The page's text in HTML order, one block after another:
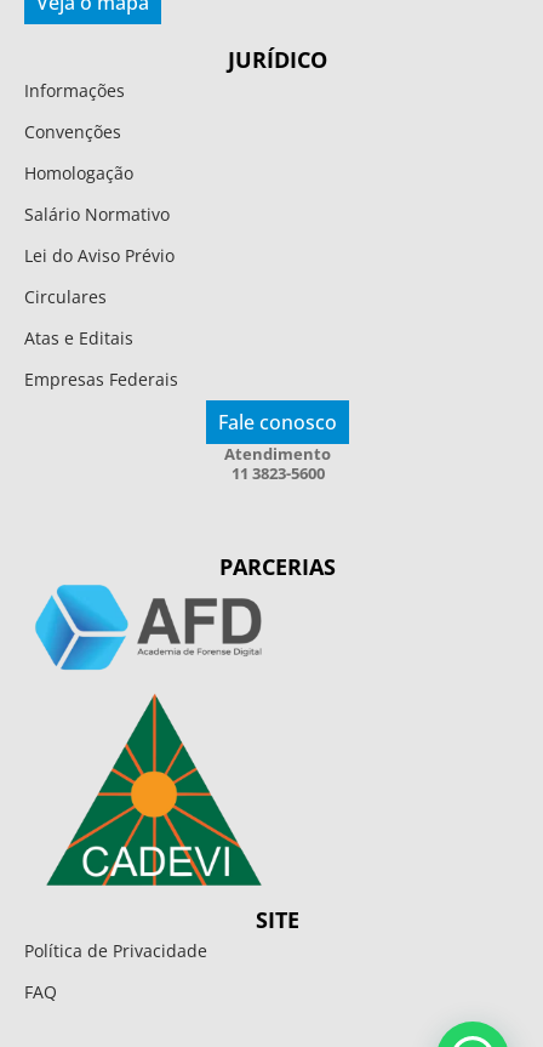
JURÍDICO
Informações
Convenções
Homologação
Salário Normativo
Lei do Aviso Prévio
Circulares
Atas e Editais
Empresas Federais
Fale conosco
Atendimento
11 3823-5600
PARCERIAS
SITE
Política de Privacidade
FAQ